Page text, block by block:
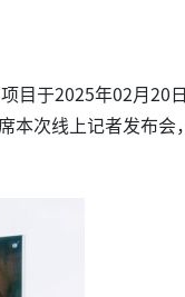
目于2025年02月20
本次线上记者发布会